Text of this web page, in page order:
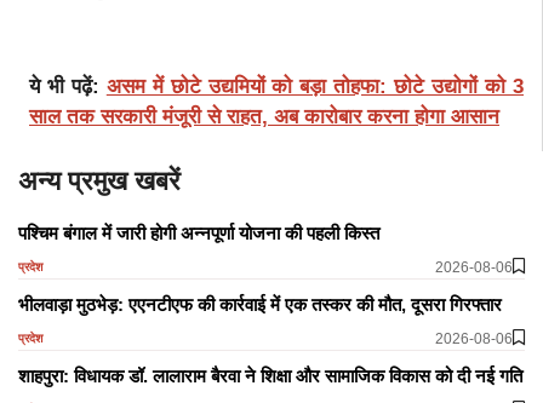
ये भी पढ़ें: असम में छोटे उद्यमियों को बड़ा तोहफा: छोटे उद्योगों को 3
साल तक सरकारी मंजूरी से राहत, अब कारोबार करना होगा आसान
अन्य प्रमुख खबरें
पश्चिम बंगाल में जारी होगी अन्नपूर्णा योजना की पहली किस्त
प्रदेश 2026-08-06
भीलवाड़ा मुठभेड़: एएनटीएफ की कार्रवाई में एक तस्कर की मौत, दूसरा गिरफ्तार
प्रदेश 2026-08-06
शाहपुरा: विधायक डॉ. लालाराम बैरवा ने शिक्षा और सामाजिक विकास को दी नई गति